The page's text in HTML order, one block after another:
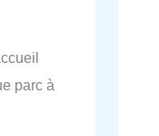
parc à